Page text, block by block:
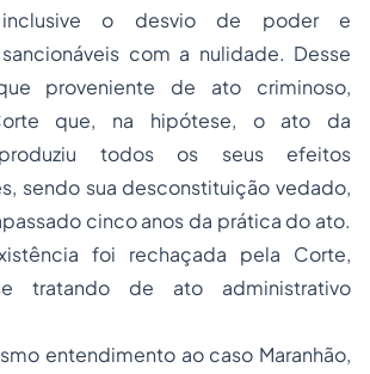
inclusive o desvio de poder e
com a nulidade. Desse
proveniente de ato criminoso,
que, na hipótese, o ato da
produziu todos os seus efeitos
sendo sua desconstituição vedado,
cinco anos da prática do ato.
foi rechaçada pela Corte,
tratando de ato administrativo
entendimento ao caso Maranhão,